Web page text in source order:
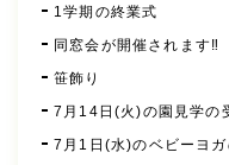
1学期の終業式
同窓会が開催されます‼
笹飾り
7月14日(火)の園見学の
7月1日(水)のベビーヨガ